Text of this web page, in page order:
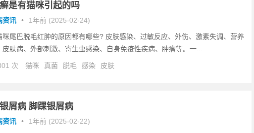
是有猫咪引起的吗
资讯 • 1年前 (2025-02-24)
咪尾巴脱毛红肿的原因都有哪些? 皮肤感染、过敏反应、外伤、激素失调、营养
皮肤病、外部刺激、寄生虫感染、自身免疫性疾病、肿瘤等。一...
次 猫咪 真菌 脱毛 感染 皮肤
屑病 脚踝银屑病
资讯 • 1年前 (2025-02-22)